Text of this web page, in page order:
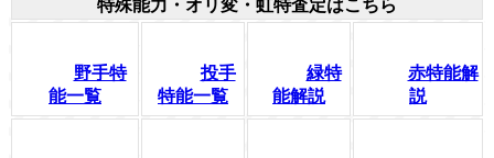
特殊能力・オリ変・虹特査定はこちら
野手特
能一覧
投手
特能一覧
緑特
能解説
赤特能解
説